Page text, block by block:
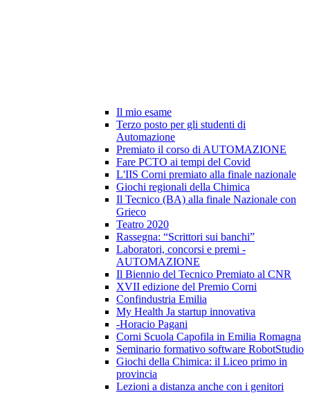
Il mio esame
Terzo posto per gli studenti di
Automazione
Premiato il corso di AUTOMAZIONE
Fare PCTO ai tempi del Covid
L'IIS Corni premiato alla finale nazionale
Giochi regionali della Chimica
Il Tecnico (BA) alla finale Nazionale con
Grieco
Teatro 2020
Rassegna: “Scrittori sui banchi”
Laboratori, concorsi e premi -
AUTOMAZIONE
Il Biennio del Tecnico Premiato al CNR
XVII edizione del Premio Corni
Confindustria Emilia
My Health Ja startup innovativa
-Horacio Pagani
Corni Scuola Capofila in Emilia Romagna
Seminario formativo software RobotStudio
Giochi della Chimica: il Liceo primo in
provincia
Lezioni a distanza anche con i genitori